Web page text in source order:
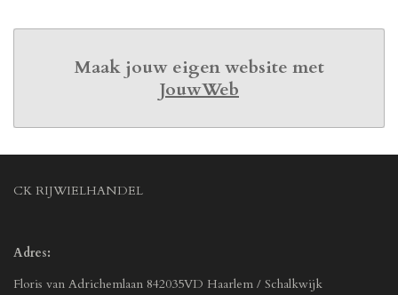
Maak jouw eigen website met
JouwWeb
CK RIJWIELHANDEL
Adres:
Floris van Adrichemlaan 842035VD Haarlem / Schalkwijk